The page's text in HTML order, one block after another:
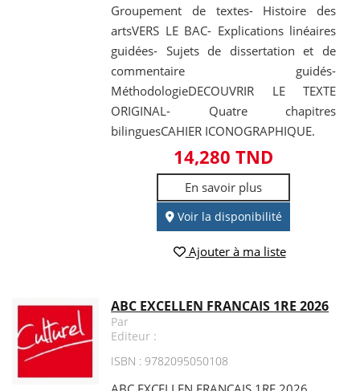
Groupement de textes- Histoire des
artsVERS LE BAC- Explications linéaires
guidées- Sujets de dissertation et de
commentaire guidés-
MéthodologieDECOUVRIR LE TEXTE
ORIGINAL- Quatre chapitres
bilinguesCAHIER ICONOGRAPHIQUE.
14,280 TND
En savoir plus
Voir la disponibilité
Ajouter à ma liste
ABC EXCELLEN FRANCAIS 1RE 2026
Par
Editeur :
ISBN : 9782095050108